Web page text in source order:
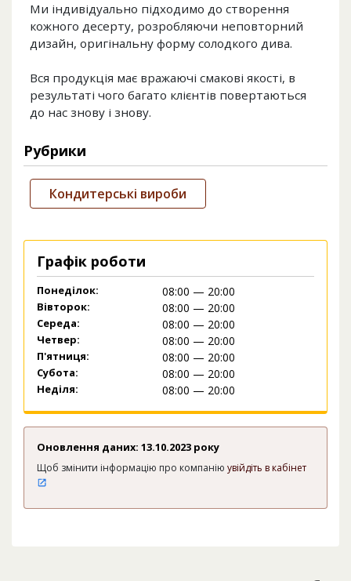
Ми індивідуально підходимо до створення
кожного десерту, розробляючи неповторний
дизайн, оригінальну форму солодкого дива.
Вся продукція має вражаючі смакові якості, в
результаті чого багато клієнтів повертаються
до нас знову і знову.
Рубрики
Кондитерські вироби
Графік роботи
Понеділок: 08:00 — 20:00
Вівторок: 08:00 — 20:00
Середа: 08:00 — 20:00
Четвер: 08:00 — 20:00
П'ятниця: 08:00 — 20:00
Субота: 08:00 — 20:00
Неділя: 08:00 — 20:00
Оновлення даних: 13.10.2023 року
Щоб змінити інформацію про компанію увійдіть в кабінет